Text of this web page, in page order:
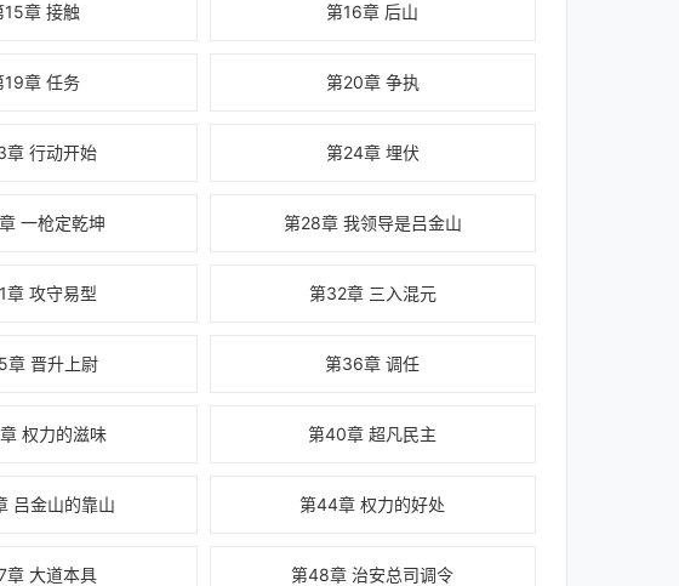
15章 接触 第16章 后山
19章 任务 第20章 争执
章 行动开始 第24章 埋伏
一枪定乾坤 第28章 我领导是吕金山
章 攻守易型 第32章 三入混元
章 晋升上尉 第36章 调任
权力的滋味 第40章 超凡民主
吕金山的靠山 第44章 权力的好处
章 大道本具 第48章 治安总司调令